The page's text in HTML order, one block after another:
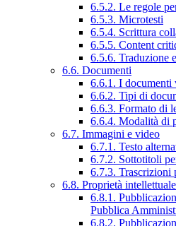
6.5.2. Le regole
6.5.3. Microtesti
6.5.4. Scrittura
6.5.5. Content
6.5.6. Traduzione
6.6. Documenti
6.6.1. I documenti
6.6.2. Tipi di
6.6.3. Formato di
6.6.4. Modalità di
6.7. Immagini e video
6.7.1. Testo
6.7.2. Sottotitoli
6.7.3. Trascrizioni
6.8. Proprietà
6.8.1.
Pubblica
6.8.2.